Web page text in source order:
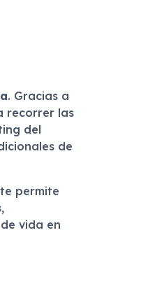
. Gracias a
recorrer las
del
de
permite
vida en